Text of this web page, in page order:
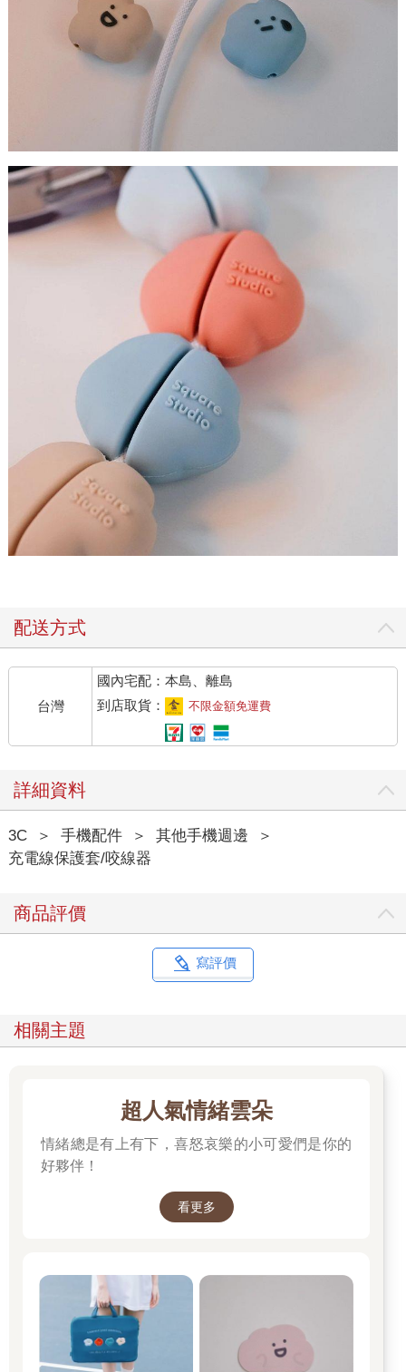
配送方式
台灣
國內宅配：本島、離島
到店取貨：
不限金額免運費
詳細資料
3C ＞ 手機配件 ＞ 其他手機週邊
＞
充電線保護套/咬線器
商品評價
寫評價
相關主題
超人氣情緒雲朵
情緒總是有上有下，喜怒哀樂的小可愛們是你的
好夥伴！
看更多